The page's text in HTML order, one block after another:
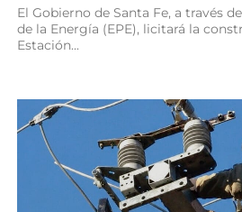
El Gobierno de Santa Fe, a través
de la Energía (EPE), licitará la
Estación...